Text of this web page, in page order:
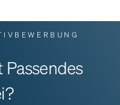
Passendes